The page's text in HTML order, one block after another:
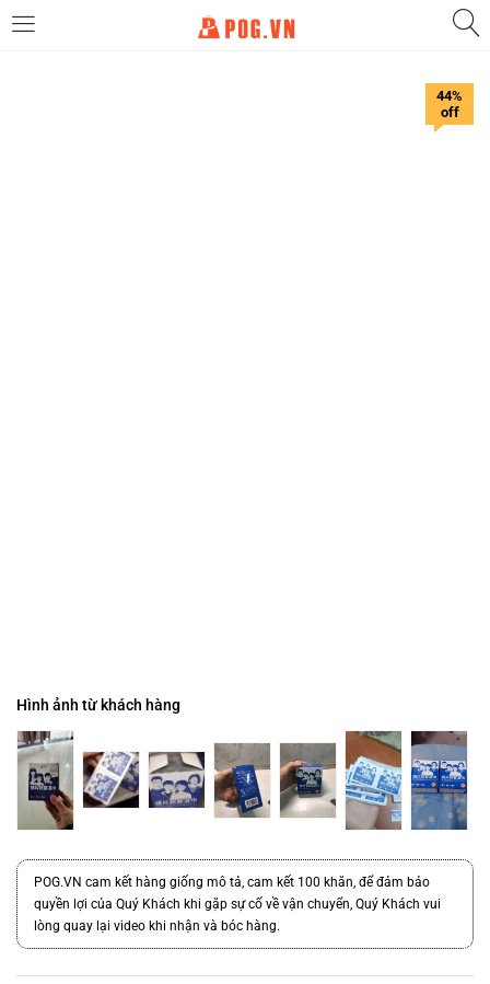
44%
off
Hình ảnh từ khách hàng
POG.VN cam kết hàng giống mô tả, cam kết 100 khăn, để đảm bảo
quyền lợi của Quý Khách khi gặp sự cố về vận chuyển, Quý Khách vui
lòng quay lại video khi nhận và bóc hàng.